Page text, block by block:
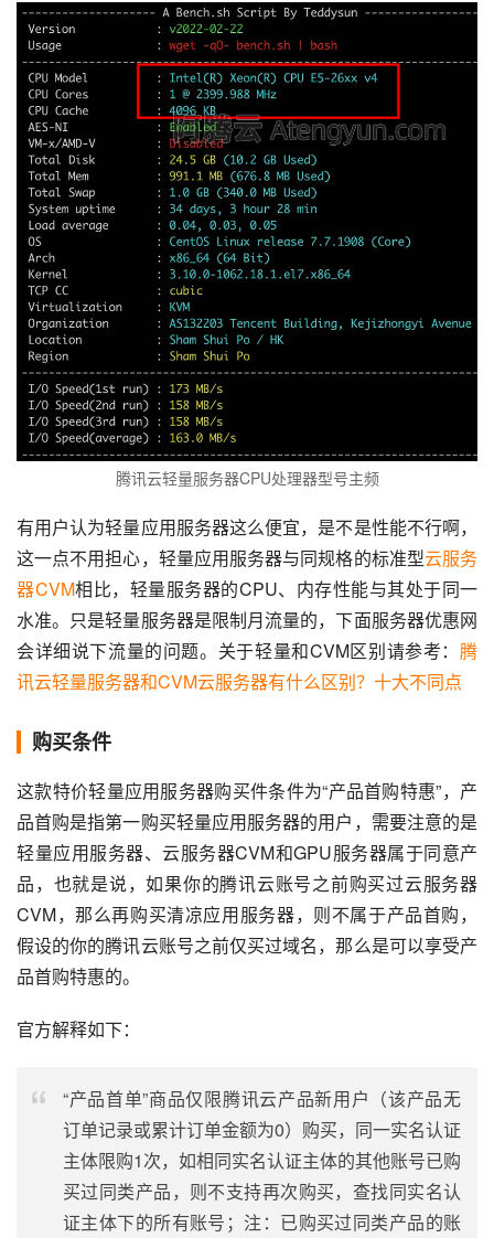
腾讯云轻量服务器CPU处理器型号主频
有用户认为轻量应用服务器这么便宜，是不是性能不行啊，
这一点不用担心，轻量应用服务器与同规格的标准型云服务
器CVM相比，轻量服务器的CPU、内存性能与其处于同一
水准。只是轻量服务器是限制月流量的，下面服务器优惠网
会详细说下流量的问题。关于轻量和CVM区别请参考： 腾
讯云轻量服务器和CVM云服务器有什么区别？十大不同点
购买条件
这款特价轻量应用服务器购买件条件为“产品首购特惠”，产
品首购是指第一购买轻量应用服务器的用户，需要注意的是
轻量应用服务器、云服务器CVM和GPU服务器属于同意产
品，也就是说，如果你的腾讯云账号之前购买过云服务器
CVM，那么再购买清凉应用服务器，则不属于产品首购，
假设的你的腾讯云账号之前仅买过域名，那么是可以享受产
品首购特惠的。
官方解释如下：
“产品首单”商品仅限腾讯云产品新用户（该产品无
订单记录或累计订单金额为0）购买，同一实名认证
主体限购1次，如相同实名认证主体的其他账号已购
买过同类产品，则不支持再次购买，查找同实名认
证主体下的所有账号；注：已购买过同类产品的账